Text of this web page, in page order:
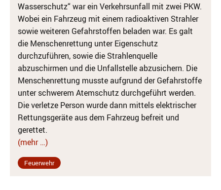
Wasserschutz“ war ein Verkehrsunfall mit zwei PKW.
Wobei ein Fahrzeug mit einem radioaktiven Strahler
sowie weiteren Gefahrstoffen beladen war. Es galt
die Menschenrettung unter Eigenschutz
durchzuführen, sowie die Strahlenquelle
abzuschirmen und die Unfallstelle abzusichern. Die
Menschenrettung musste aufgrund der Gefahrstoffe
unter schwerem Atemschutz durchgeführt werden.
Die verletze Person wurde dann mittels elektrischer
Rettungsgeräte aus dem Fahrzeug befreit und
gerettet.
(mehr …)
Feuerwehr